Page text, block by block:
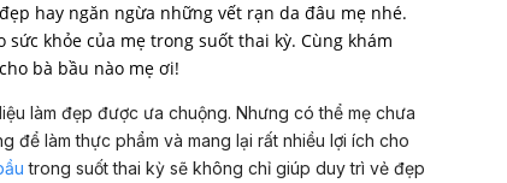
hay ngăn ngừa những vết rạn da đâu mẹ nhé.
khỏe của mẹ trong suốt thai kỳ. Cùng khám
bà bầu nào mẹ ơi!
làm đẹp được ưa chuộng. Nhưng có thể mẹ chưa
để làm thực phẩm và mang lại rất nhiều lợi ích cho
trong suốt thai kỳ sẽ không chỉ giúp duy trì vẻ đẹp